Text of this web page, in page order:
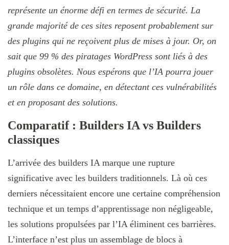
représente un énorme défi en termes de sécurité. La
grande majorité de ces sites reposent probablement sur
des plugins qui ne reçoivent plus de mises à jour. Or, on
sait que 99 % des piratages WordPress sont liés à des
plugins obsolètes. Nous espérons que l’IA pourra jouer
un rôle dans ce domaine, en détectant ces vulnérabilités
et en proposant des solutions.
Comparatif : Builders IA vs Builders
classiques
L’arrivée des builders IA marque une rupture
significative avec les builders traditionnels. Là où ces
derniers nécessitaient encore une certaine compréhension
technique et un temps d’apprentissage non négligeable,
les solutions propulsées par l’IA éliminent ces barrières.
L’interface n’est plus un assemblage de blocs à